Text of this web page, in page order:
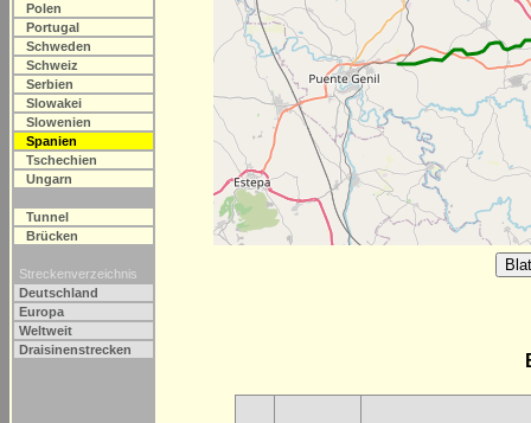
Polen
Portugal
Schweden
Schweiz
Serbien
Slowakei
Slowenien
Spanien
Tschechien
Ungarn
Tunnel
Brücken
Streckenverzeichnis
Deutschland
Europa
Weltweit
Draisinenstrecken